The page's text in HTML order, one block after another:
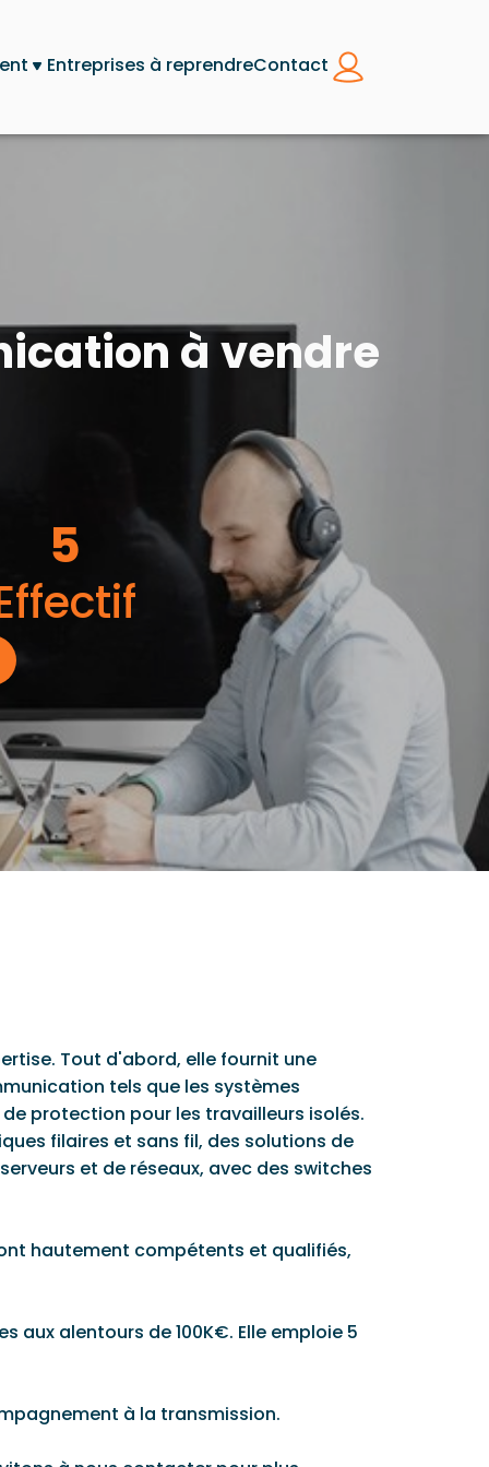
Entreprises à reprendreContact
à vendre
5
Tout d'abord, elle fournit une
tels que les systèmes
protection pour les travailleurs isolés.
filaires et sans fil, des solutions de
et de réseaux, avec des switches
hautement compétents et qualifiés,
aux alentours de 100K€. Elle emploie 5
à la transmission.